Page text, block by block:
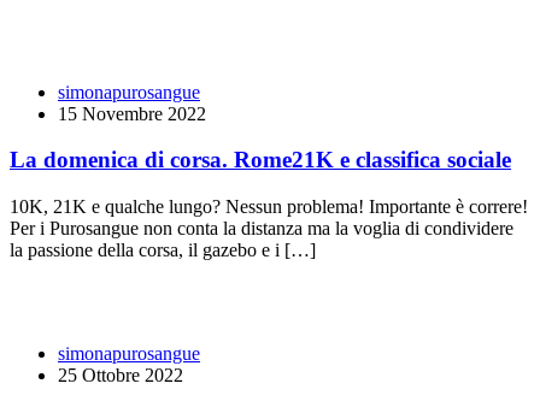
simonapurosangue
15 Novembre 2022
La domenica di corsa. Rome21K e classifica sociale
10K, 21K e qualche lungo? Nessun problema! Importante è correre!
Per i Purosangue non conta la distanza ma la voglia di condividere
la passione della corsa, il gazebo e i […]
simonapurosangue
25 Ottobre 2022